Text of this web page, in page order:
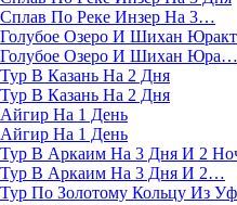
Сплав По Реке Инзер На 3…
Голубое Озеро И Шихан
Голубое Озеро И Шихан Юра…
Тур В Казань На 2 Дня
Тур В Казань На 2 Дня
Айгир На 1 День
Айгир На 1 День
Тур В Аркаим На 3 Дня И 2
Тур В Аркаим На 3 Дня И 2…
Тур По Золотому Кольцу Из